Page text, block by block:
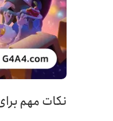
نکات مهم